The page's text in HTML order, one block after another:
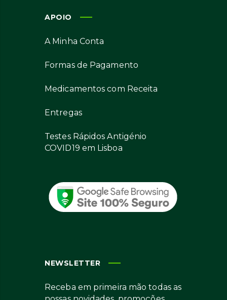
APOIO
A Minha Conta
Formas de Pagamento
Medicamentos com Receita
Entregas
Testes Rápidos Antigénio
COVID19 em Lisboa
NEWSLETTER
Receba em primeira mão todas as